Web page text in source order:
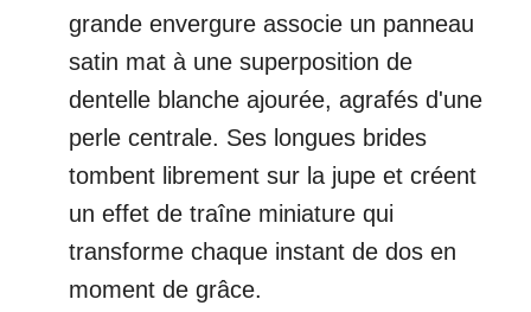
grande envergure associe un panneau
satin mat à une superposition de
dentelle blanche ajourée, agrafés d'une
perle centrale. Ses longues brides
tombent librement sur la jupe et créent
un effet de traîne miniature qui
transforme chaque instant de dos en
moment de grâce.